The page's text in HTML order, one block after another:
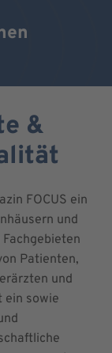
&
FOCUS ein
und
Patienten,
und
ein sowie